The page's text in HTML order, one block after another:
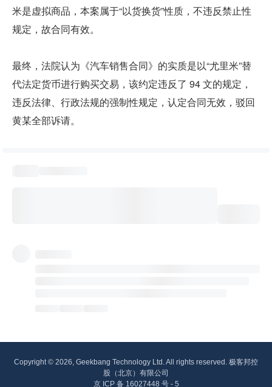
米是虚拟商品，本案属于“以货换货”性质，不违反禁止性
规定，故合同有效。
最终，法院认为《汽车销售合同》的实质是以“尤里米”替
代法定货币进行购买交易，该约定违反了 94 文的规定，
违反法律、行政法规的强制性规定，认定合同无效，驳回
黄某全部诉请。
Copyright © 2026, Geekbang Technology Ltd. All rights reserved. 极客邦控
股（北京）有限公司
京 ICP 备 16027448 号 - 5